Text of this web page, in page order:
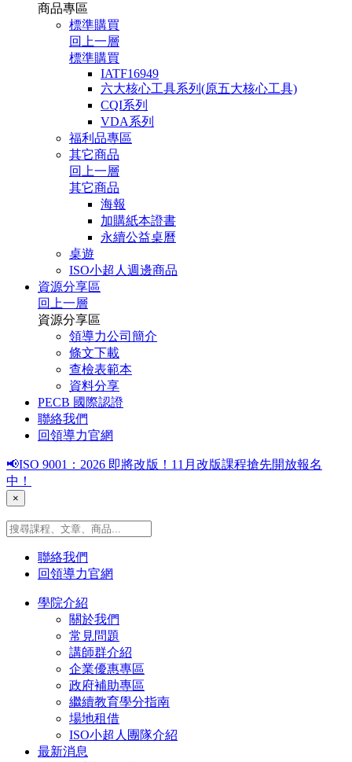
商品專區
標準購買
回上一層
標準購買
IATF16949
六大核心工具系列(原五大核心工具)
CQI系列
VDA系列
福利品專區
其它商品
回上一層
其它商品
海報
加購紙本證書
永續公益桌曆
桌遊
ISO小超人週邊商品
資源分享區
回上一層
資源分享區
領導力公司簡介
條文下載
查檢表範本
資料分享
PECB 國際認證
聯絡我們
回領導力官網
📢ISO 9001：2026 即將改版！11月改版課程搶先開放報名
中！
×
聯絡我們
回領導力官網
學院介紹
關於我們
常見問題
講師群介紹
企業優惠專區
政府補助專區
繼續教育學分指南
場地租借
ISO小超人團隊介紹
最新消息